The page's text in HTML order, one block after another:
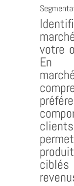
votre
En